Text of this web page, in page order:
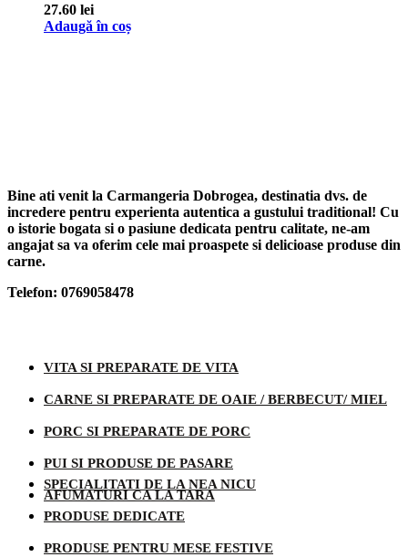
27.60 lei
Adaugă în coș
Bine ati venit la Carmangeria Dobrogea, destinatia dvs. de
incredere pentru experienta autentica a gustului traditional! Cu
o istorie bogata si o pasiune dedicata pentru calitate, ne-am
angajat sa va oferim cele mai proaspete si delicioase produse din
carne.
Telefon: 0769058478
VITA SI PREPARATE DE VITA
CARNE SI PREPARATE DE OAIE / BERBECUT/ MIEL
PORC SI PREPARATE DE PORC
PUI SI PRODUSE DE PASARE
AFUMATURI CA LA TARA
SPECIALITATI DE LA NEA NICU
PRODUSE DEDICATE
PRODUSE PENTRU MESE FESTIVE